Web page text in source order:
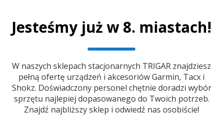
Jesteśmy już w 8. miastach!
W naszych sklepach stacjonarnych TRIGAR znajdziesz
pełną ofertę urządzeń i akcesoriów Garmin, Tacx i
Shokz. Doświadczony personel chętnie doradzi wybór
sprzętu najlepiej dopasowanego do Twoich potrzeb.
Znajdź najbliższy sklep i odwiedź nas osobiście!